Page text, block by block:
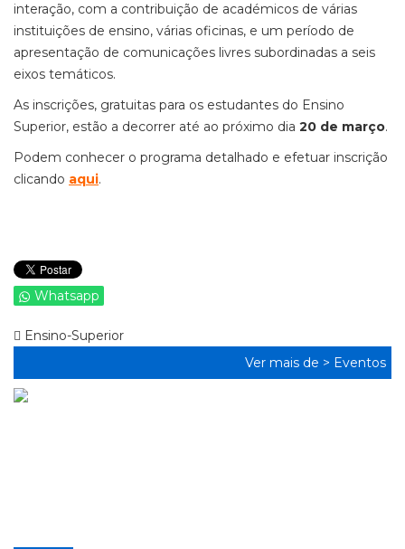
interação, com a contribuição de académicos de várias
instituições de ensino, várias oficinas, e um período de
apresentação de comunicações livres subordinadas a seis
eixos temáticos.
As inscrições, gratuitas para os estudantes do Ensino
Superior, estão a decorrer até ao próximo dia 20 de março.
Podem conhecer o programa detalhado e efetuar inscrição
clicando aqui.
Whatsapp
Ensino-Superior
Ver mais de > Eventos